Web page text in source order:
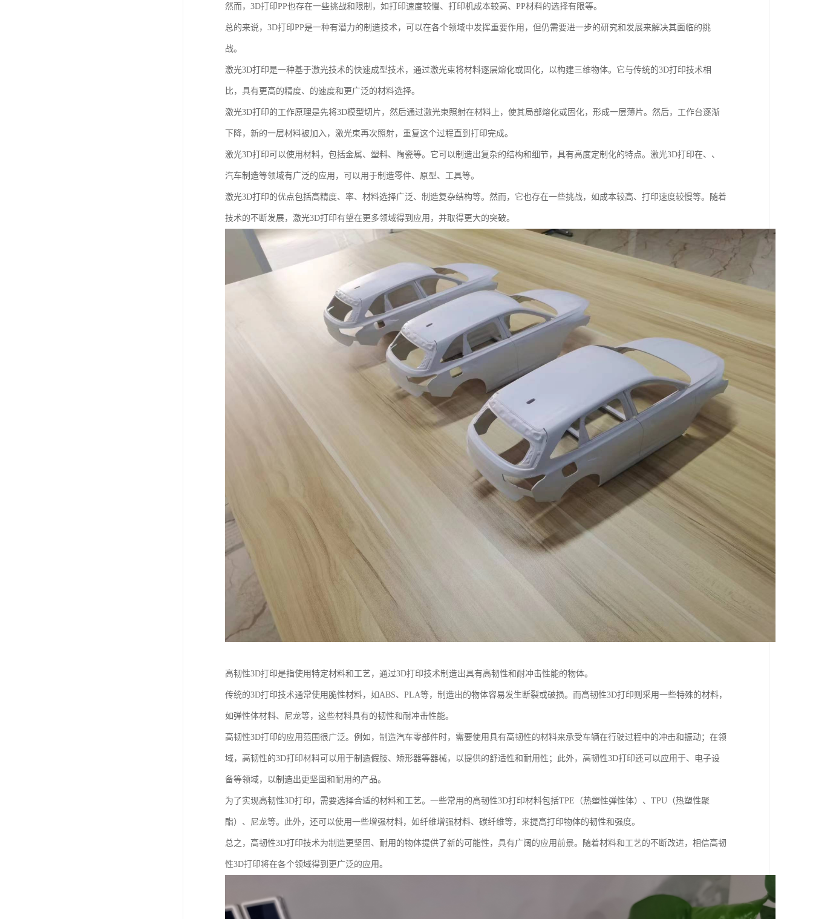
然而，3D打印PP也存在一些挑战和限制，如打印速度较慢、打印机成本较高、PP材料的选择有限等。
总的来说，3D打印PP是一种有潜力的制造技术，可以在各个领域中发挥重要作用，但仍需要进一步的研究和发展来解决其面临的挑
战。
激光3D打印是一种基于激光技术的快速成型技术，通过激光束将材料逐层熔化或固化，以构建三维物体。它与传统的3D打印技术相
比，具有更高的精度、的速度和更广泛的材料选择。
激光3D打印的工作原理是先将3D模型切片，然后通过激光束照射在材料上，使其局部熔化或固化，形成一层薄片。然后，工作台逐渐
下降，新的一层材料被加入，激光束再次照射，重复这个过程直到打印完成。
激光3D打印可以使用材料，包括金属、塑料、陶瓷等。它可以制造出复杂的结构和细节，具有高度定制化的特点。激光3D打印在、、
汽车制造等领域有广泛的应用，可以用于制造零件、原型、工具等。
激光3D打印的优点包括高精度、率、材料选择广泛、制造复杂结构等。然而，它也存在一些挑战，如成本较高、打印速度较慢等。随着
技术的不断发展，激光3D打印有望在更多领域得到应用，并取得更大的突破。
高韧性3D打印是指使用特定材料和工艺，通过3D打印技术制造出具有高韧性和耐冲击性能的物体。
传统的3D打印技术通常使用脆性材料，如ABS、PLA等，制造出的物体容易发生断裂或破损。而高韧性3D打印则采用一些特殊的材料，
如弹性体材料、尼龙等，这些材料具有的韧性和耐冲击性能。
高韧性3D打印的应用范围很广泛。例如，制造汽车零部件时，需要使用具有高韧性的材料来承受车辆在行驶过程中的冲击和振动；在领
域，高韧性的3D打印材料可以用于制造假肢、矫形器等器械，以提供的舒适性和耐用性；此外，高韧性3D打印还可以应用于、电子设
备等领域，以制造出更坚固和耐用的产品。
为了实现高韧性3D打印，需要选择合适的材料和工艺。一些常用的高韧性3D打印材料包括TPE（热塑性弹性体）、TPU（热塑性聚
酯）、尼龙等。此外，还可以使用一些增强材料，如纤维增强材料、碳纤维等，来提高打印物体的韧性和强度。
总之，高韧性3D打印技术为制造更坚固、耐用的物体提供了新的可能性，具有广阔的应用前景。随着材料和工艺的不断改进，相信高韧
性3D打印将在各个领域得到更广泛的应用。